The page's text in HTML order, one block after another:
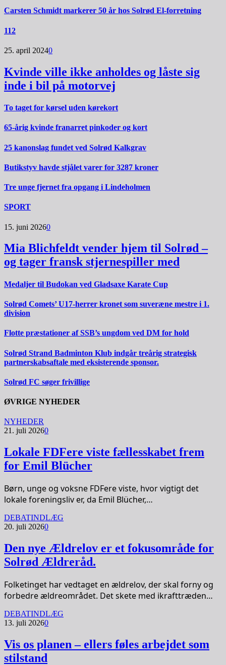
Carsten Schmidt markerer 50 år hos Solrød El-forretning
112
25. april 20240
Kvinde ville ikke anholdes og låste sig
inde i bil på motorvej
To taget for kørsel uden kørekort
65-årig kvinde franarret pinkoder og kort
25 kanonslag fundet ved Solrød Kalkgrav
Butikstyv havde stjålet varer for 3287 kroner
Tre unge fjernet fra opgang i Lindeholmen
SPORT
15. juni 20260
Mia Blichfeldt vender hjem til Solrød –
og tager fransk stjernespiller med
Medaljer til Budokan ved Gladsaxe Karate Cup
Solrød Comets’ U17-herrer kronet som suveræne mestre i 1.
division
Flotte præstationer af SSB’s ungdom ved DM for hold
Solrød Strand Badminton Klub indgår treårig strategisk
partnerskabsaftale med eksisterende sponsor.
Solrød FC søger frivillige
ØVRIGE NYHEDER
NYHEDER
21. juli 20260
Lokale FDFere viste fællesskabet frem
for Emil Blücher
Børn, unge og voksne FDFere viste, hvor vigtigt det
lokale foreningsliv er, da Emil Blücher,…
DEBATINDLÆG
20. juli 20260
Den nye Ældrelov er et fokusområde for
Solrød Ældreråd.
Folketinget har vedtaget en ældrelov, der skal forny og
forbedre ældreområdet. Det skete med ikrafttræden…
DEBATINDLÆG
13. juli 20260
Vis os planen – ellers føles arbejdet som
stilstand